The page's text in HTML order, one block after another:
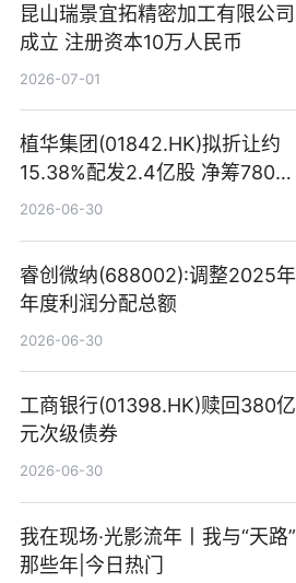
昆山瑞景宜拓精密加工有限公司
成立 注册资本10万人民币
2026-07-01
植华集团(01842.HK)拟折让约
15.38%配发2.4亿股 净筹780万
港元
2026-06-30
睿创微纳(688002):调整2025年
年度利润分配总额
2026-06-30
工商银行(01398.HK)赎回380亿
元次级债券
2026-06-30
我在现场·光影流年丨我与“天路”
那些年|今日热门